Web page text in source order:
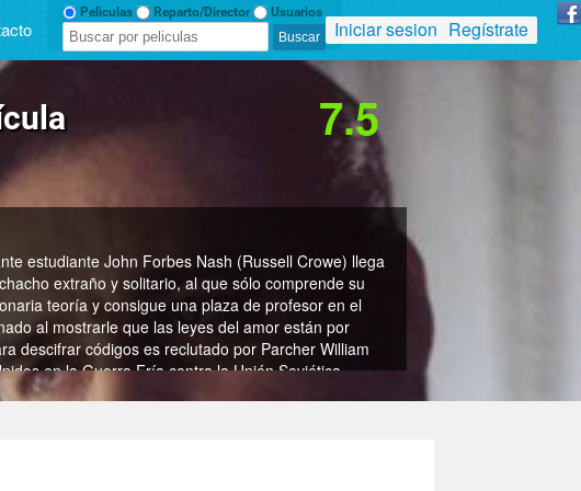
Peliculas Reparto/Director Usuarios
Iniciar sesion Regístrate
7.5
estudiante John Forbes Nash (Russell Crowe) llega
extraño y solitario, al que sólo comprende su
teorí­a y consigue una plaza de profesor en el
al mostrarle que las leyes del amor están por
descifrar códigos es reclutado por Parcher William
en la Guerra Frí­a contra la Unión Soviética.